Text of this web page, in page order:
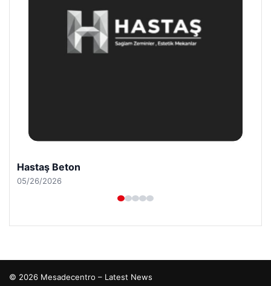
Prenses Night Club
04/29/2026
© 2026 Mesadecentro – Latest News